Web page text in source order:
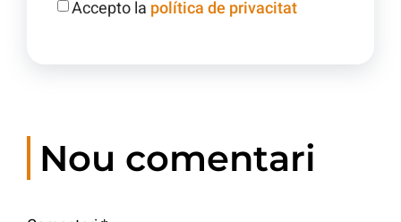
Accepto la política de privacitat
Nou comentari